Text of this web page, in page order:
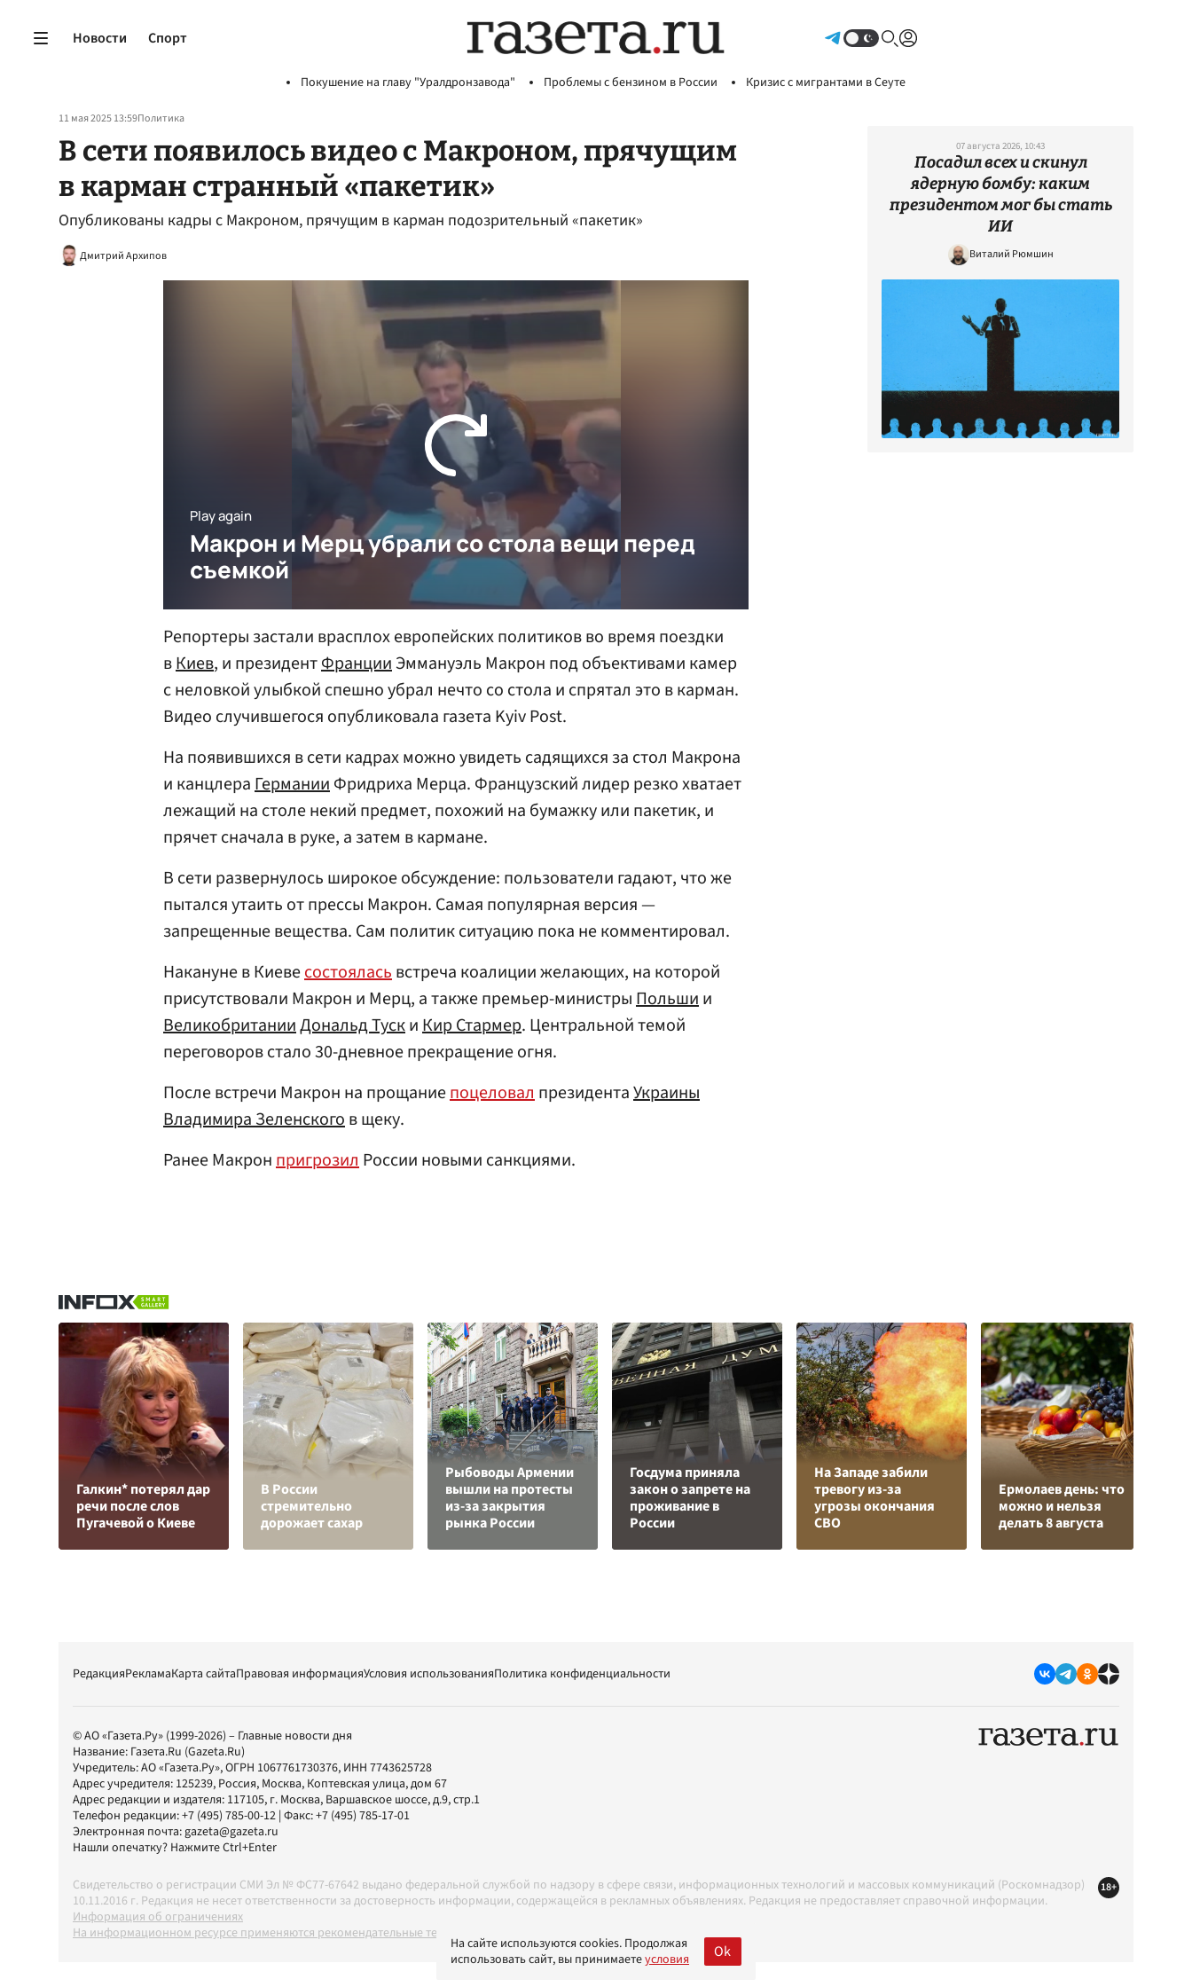
Новости Спорт
Покушение на главу "Уралдронзавода" Проблемы с бензином в России Кризис с мигрантами в Сеуте
11 мая 2025 13:59Политика
В сети появилось видео с Макроном, прячущим
в карман странный «пакетик»
Опубликованы кадры с Макроном, прячущим в карман подозрительный «пакетик»
Дмитрий Архипов
Репортеры застали врасплох европейских политиков во время поездки
вКиев, и президентФранцииЭммануэль Макрон под объективами камер
с неловкой улыбкой спешно убрал нечто со стола и спрятал это в карман.
Видео случившегося опубликовала газета Kyiv Post.
На появившихся в сети кадрах можно увидеть садящихся за стол Макрона
и канцлераГерманииФридриха Мерца. Французский лидер резко хватает
лежащий на столе некий предмет, похожий на бумажку или пакетик, и
прячет сначала в руке, а затем в кармане.
В сети развернулось широкое обсуждение: пользователи гадают, что же
пытался утаить от прессы Макрон. Самая популярная версия —
запрещенные вещества. Сам политик ситуацию пока не комментировал.
Накануне в Киевесостояласьвстреча коалиции желающих, на которой
присутствовали Макрон и Мерц, а также премьер-министрыПольшии
ВеликобританииДональд ТускиКир Стармер. Центральной темой
переговоров стало 30-дневное прекращение огня.
После встречи Макрон на прощаниепоцеловалпрезидентаУкраины
Владимира Зеленскогов щеку.
Ранее МакронпригрозилРоссии новыми санкциями.
07 августа 2026, 10:43
Посадил всех и скинул
ядерную бомбу: каким
президентом мог бы стать
ИИ
Виталий Рюмшин
Галкин* потерял дар
речи после слов
Пугачевой о Киеве
В России
стремительно
дорожает сахар
Рыбоводы Армении
вышли на протесты
из-за закрытия
рынка России
Госдума приняла
закон о запрете на
проживание в
России
На Западе забили
тревогу из-за
угрозы окончания
СВО
Ермолаев день: что
можно и нельзя
делать 8 августа
РедакцияРекламаКарта сайтаПравовая информацияУсловия использованияПолитика конфиденциальности
© АО «Газета.Ру» (1999-2026) – Главные новости дня
Название: Газета.Ru (Gazeta.Ru)
Учредитель:АО «Газета.Ру», ОГРН 1067761730376, ИНН 7743625728
Адрес учредителя: 125239, Россия, Москва, Коптевская улица, дом 67
Адрес редакции и издателя: 117105, г. Москва, Варшавское шоссе, д.9, стр.1
Телефон редакции:+7 (495) 785-00-12 | Факс:+7 (495) 785-17-01
Электронная почта:gazeta@gazeta.ru
Нашли опечатку? Нажмите Ctrl+Enter
Свидетельство о регистрации СМИ Эл № ФС77-67642 выдано федеральной службой по надзору в сфере связи, информационных технологий и массовых коммуникаций (Роскомнадзор)
10.11.2016 г. Редакция не несет ответственности за достоверность информации, содержащейся в рекламных объявлениях. Редакция не предоставляет справочной информации.
Информация об ограничениях
На информационном ресурсе применяются рекомендательные технологии в соответствии с Правилами
18+
На сайте используются cookies. Продолжая
использовать сайт, вы принимаетеусловия Ok